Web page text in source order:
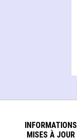
INFORMATIONS
MISES À JOUR